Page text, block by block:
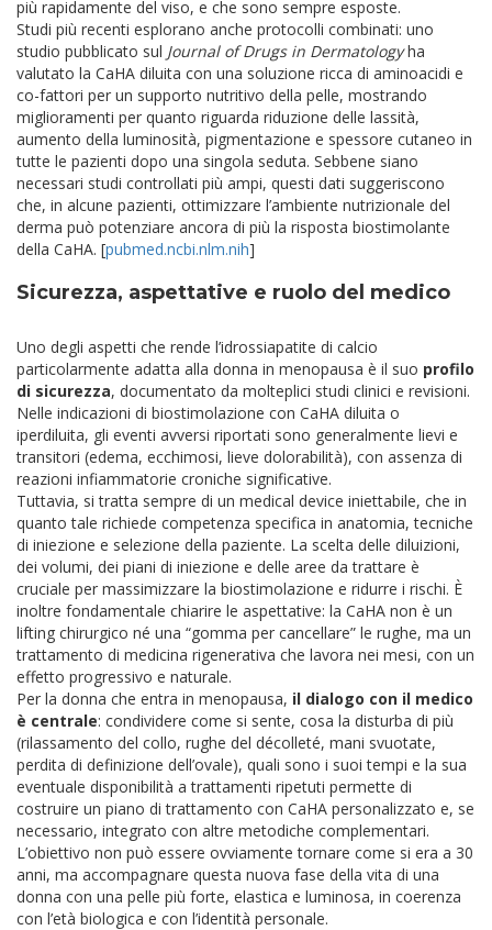
più rapidamente del viso, e che sono sempre esposte.
Studi più recenti esplorano anche protocolli combinati: uno
studio pubblicato sul Journal of Drugs in Dermatologyha
valutato la CaHA diluita con una soluzione ricca di aminoacidi e
co-fattori per un supporto nutritivo della pelle, mostrando
miglioramenti per quanto riguarda riduzione delle lassità,
aumento della luminosità, pigmentazione e spessore cutaneo in
tutte le pazienti dopo una singola seduta. Sebbene siano
necessari studi controllati più ampi, questi dati suggeriscono
che, in alcune pazienti, ottimizzare l’ambiente nutrizionale del
derma può potenziare ancora di più la risposta biostimolante
della CaHA. [pubmed.ncbi.nlm.nih]​
Sicurezza, aspettative e ruolo del medico
Uno degli aspetti che rende l’idrossiapatite di calcio
particolarmente adatta alla donna in menopausa è il suo profilo
di sicurezza, documentato da molteplici studi clinici e revisioni.
Nelle indicazioni di biostimolazione con CaHA diluita o
iperdiluita, gli eventi avversi riportati sono generalmente lievi e
transitori (edema, ecchimosi, lieve dolorabilità), con assenza di
reazioni infiammatorie croniche significative.
Tuttavia, si tratta sempre di un medical device iniettabile, che in
quanto tale richiede competenza specifica in anatomia, tecniche
di iniezione e selezione della paziente. La scelta delle diluizioni,
dei volumi, dei piani di iniezione e delle aree da trattare è
cruciale per massimizzare la biostimolazione e ridurre i rischi. È
inoltre fondamentale chiarire le aspettative: la CaHA non è un
lifting chirurgico né una “gomma per cancellare” le rughe, ma un
trattamento di medicina rigenerativa che lavora nei mesi, con un
effetto progressivo e naturale.
Per la donna che entra in menopausa, il dialogo con il medico
è centrale: condividere come si sente, cosa la disturba di più
(rilassamento del collo, rughe del décolleté, mani svuotate,
perdita di definizione dell’ovale), quali sono i suoi tempi e la sua
eventuale disponibilità a trattamenti ripetuti permette di
costruire un piano di trattamento con CaHA personalizzato e, se
necessario, integrato con altre metodiche complementari.
L’obiettivo non può essere ovviamente tornare come si era a 30
anni, ma accompagnare questa nuova fase della vita di una
donna con una pelle più forte, elastica e luminosa, in coerenza
con l’età biologica e con l’identità personale.